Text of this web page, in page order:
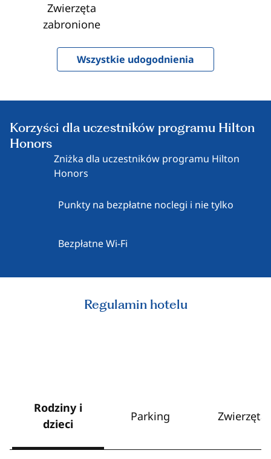
Zwierzęta
zabronione
Wszystkie udogodnienia
Korzyści dla uczestników programu Hilton
Honors
Zniżka dla uczestników programu Hilton
Honors
Punkty na bezpłatne noclegi i nie tylko
Bezpłatne Wi-Fi
Regulamin hotelu
Rodziny i
dzieci
Parking Zwierzęta